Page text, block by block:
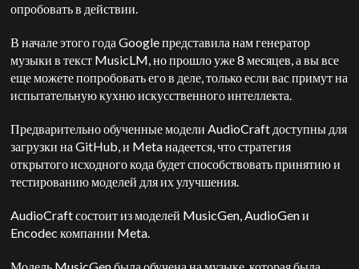
опробовать в действии.
В начале этого года Google представила нам генератор
музыки в текст MusicLM, но прошло уже 8 месяцев, а вы все
еще можете попробовать его в деле, только если вас примут на
испытательную кухню искусственного интеллекта.
Предварительно обученные модели AudioCraft доступны для
загрузки на GitHub, и Meta надеется, что стратегия
открытого исходного кода будет способствовать принятию и
тестированию моделей для их улучшения.
AudioCraft состоит из моделей MusicGen, AudioGen и
Encodec компании Meta.